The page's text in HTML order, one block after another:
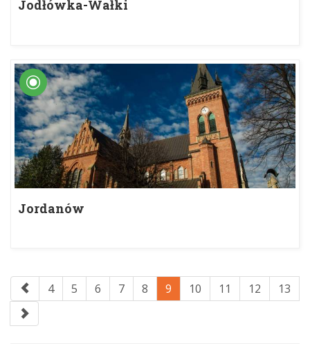
Jodłówka-Wałki
Jordanów
4 5 6 7 8 9 10 11 12 13